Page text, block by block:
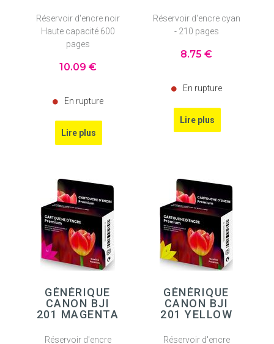
Réservoir d'encre noir
Haute capacité 600
pages
10.09 €
En rupture
Réservoir d'encre cyan
- 210 pages
8.75 €
En rupture
GÉNÉRIQUE
CANON BJI
201 MAGENTA
Réservoir d'encre
GÉNÉRIQUE
CANON BJI
201 YELLOW
Réservoir d'encre